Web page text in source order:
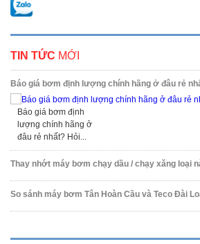
TIN TỨC MỚI
Báo giá bơm định lượng chính hãng ở đâu rẻ
Báo giá bơm định
lượng chính hãng ở
đâu rẻ nhất? Hỏi...
Thay nhớt máy bơm chạy dầu / chạy xăng loại
So sánh máy bơm Tân Hoàn Cầu và Teco Đài